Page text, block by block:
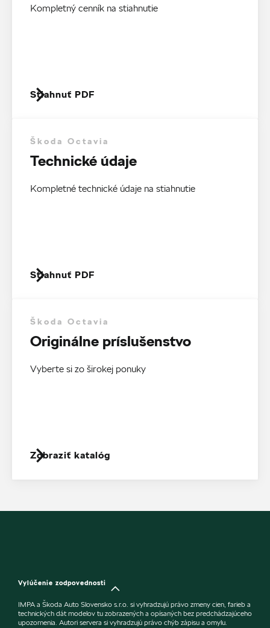
Kompletný cenník na stiahnutie
Stiahnuť PDF
Škoda Octavia
Technické údaje
Kompletné technické údaje na stiahnutie
Stiahnuť PDF
Škoda Octavia
Originálne príslušenstvo
Vyberte si zo širokej ponuky
Zobraziť katalóg
Vylúčenie zodpovednosti
IMPA a Škoda Auto Slovensko s.r.o. si vyhradzujú právo zmeny cien, farieb a
technických dát modelov tu zobrazených a opísaných bez predchádzajúceho
upozornenia. Autori servera si vyhradzujú právo chýb zápisu a omylu.